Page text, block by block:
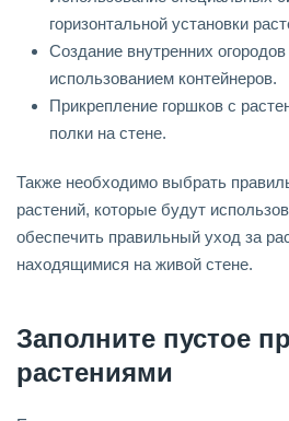
горизонтальной установки
Создание внутренних
использованием контейнеров.
Прикрепление горшков с
полки на стене.
Также необходимо выбрать
растений, которые будут
обеспечить правильный уход за
находящимися на живой стене.
Заполните пустое
растениями